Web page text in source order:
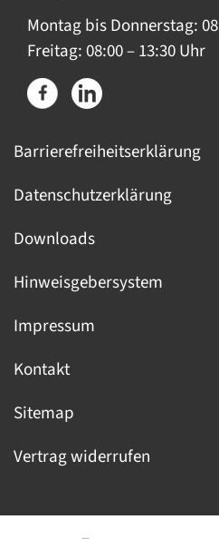
Montag bis Donnerstag:
Freitag: 08:00 – 13:30 Uhr
Barrierefreiheitserklärung
Datenschutzerklärung
Downloads
Hinweisgebersystem
Impressum
Kontakt
Sitemap
Vertrag widerrufen